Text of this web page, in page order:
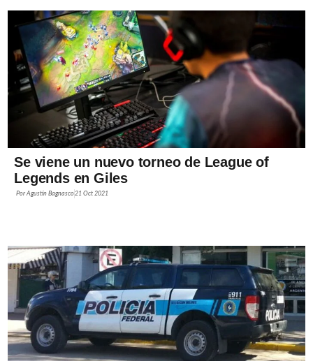
Se viene un nuevo torneo de League of
Legends en Giles
PorAgustín Bagnasco 21 Oct 2021